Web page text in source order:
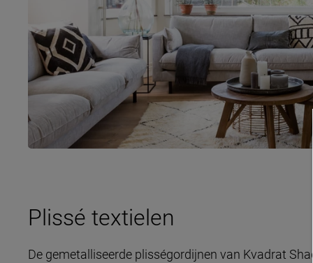
Plissé textielen
De gemetalliseerde plisségordijnen van Kvadrat